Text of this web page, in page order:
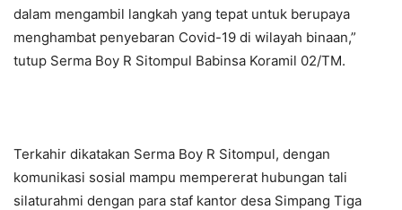
dalam mengambil langkah yang tepat untuk berupaya
menghambat penyebaran Covid-19 di wilayah binaan,”
tutup Serma Boy R Sitompul Babinsa Koramil 02/TM.
Terkahir dikatakan Serma Boy R Sitompul, dengan
komunikasi sosial mampu mempererat hubungan tali
silaturahmi dengan para staf kantor desa Simpang Tiga